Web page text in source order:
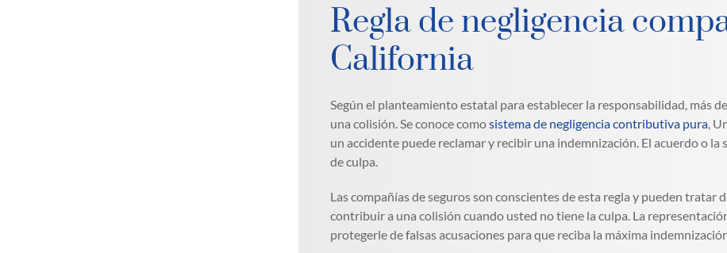
Regla de negligencia
California
Según el planteamiento estatal para establecer la responsabilidad, más
una colisión. Se conoce comosistema de negligencia contributiva pura ,
un accidente puede reclamar y recibir una indemnización. El acuerdo o
de culpa.
Las compañías de seguros son conscientes de esta regla y pueden
contribuir a una colisión cuando usted no tiene la culpa. La
protegerle de falsas acusaciones para que reciba la máxima